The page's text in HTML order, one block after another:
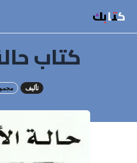
كتابك
كتاب
تأليف